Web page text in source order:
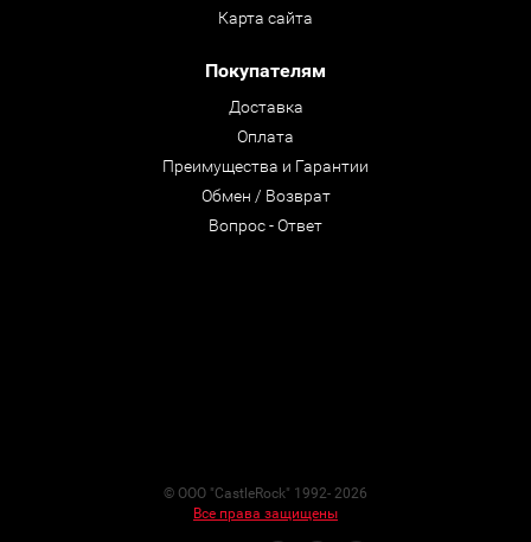
Карта сайта
Покупателям
Доставка
Оплата
Преимущества и Гарантии
Обмен / Возврат
Вопрос - Ответ
© ООО "CastleRock" 1992- 2026
Все права защищены